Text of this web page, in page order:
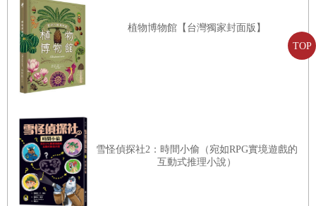
TOP
植物博物館【台灣獨家封面版】
雪怪偵探社2：時間小偷（宛如RPG實境遊戲的
互動式推理小說）